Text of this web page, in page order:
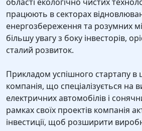
працюють в секторах
енергозбереження та розумних
більшу увагу з боку інвесторів,
сталий розвиток.
Прикладом успішного стартапу в
компанія, що спеціалізується на
електричних автомобілів і
рамках своїх проектів компанія
інвестиції, щоб розширити